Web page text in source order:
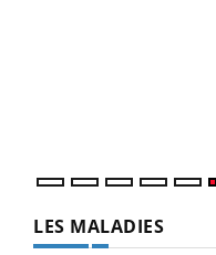
LES MALADIES